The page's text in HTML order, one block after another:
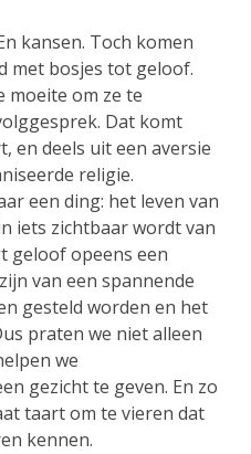
kansen. Toch komen
met bosjes tot geloof.
om ze te
Dat komt
en deels uit een aversie
religie.
een ding: het leven van
iets zichtbaar wordt van
geloof opeens een
van een spannende
gesteld worden en het
praten we niet alleen
we
gezicht te geven. En zo
taart om te vieren dat
kennen.